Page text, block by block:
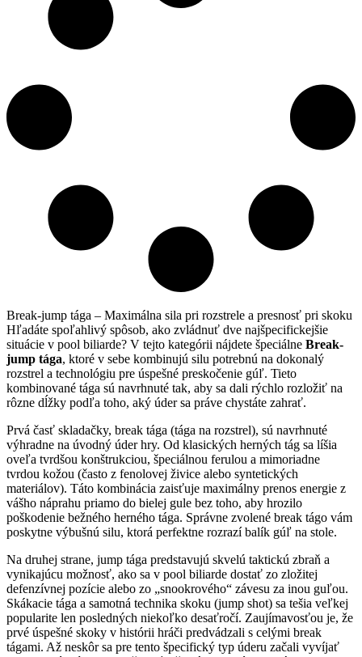
Break-jump tága – Maximálna sila pri rozstrele a presnosť pri skoku
Hľadáte spoľahlivý spôsob, ako zvládnuť dve najšpecifickejšie
situácie v pool biliarde? V tejto kategórii nájdete špeciálne Break-
jump tága, ktoré v sebe kombinujú silu potrebnú na dokonalý
rozstrel a technológiu pre úspešné preskočenie gúľ. Tieto
kombinované tága sú navrhnuté tak, aby sa dali rýchlo rozložiť na
rôzne dĺžky podľa toho, aký úder sa práve chystáte zahrať.
Prvá časť skladačky, break tága (tága na rozstrel), sú navrhnuté
výhradne na úvodný úder hry. Od klasických herných tág sa líšia
oveľa tvrdšou konštrukciou, špeciálnou ferulou a mimoriadne
tvrdou kožou (často z fenolovej živice alebo syntetických
materiálov). Táto kombinácia zaisťuje maximálny prenos energie z
vášho náprahu priamo do bielej gule bez toho, aby hrozilo
poškodenie bežného herného tága. Správne zvolené break tágo vám
poskytne výbušnú silu, ktorá perfektne rozrazí balík gúľ na stole.
Na druhej strane, jump tága predstavujú skvelú taktickú zbraň a
vynikajúcu možnosť, ako sa v pool biliarde dostať zo zložitej
defenzívnej pozície alebo zo „snookrového“ závesu za inou guľou.
Skákacie tága a samotná technika skoku (jump shot) sa tešia veľkej
popularite len posledných niekoľko desaťročí. Zaujímavosťou je, že
prvé úspešné skoky v histórii hráči predvádzali s celými break
tágami. Až neskôr sa pre tento špecifický typ úderu začali vyvíjať